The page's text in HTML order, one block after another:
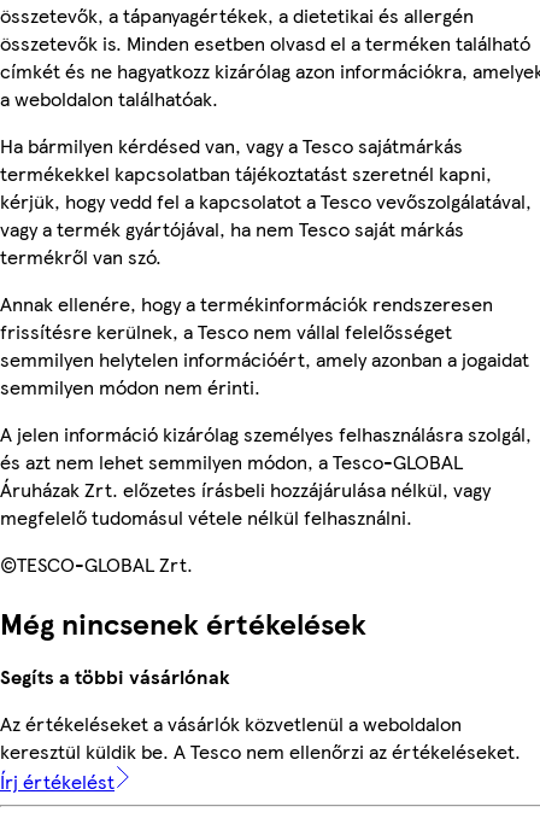
összetevők, a tápanyagértékek, a dietetikai és allergén
összetevők is. Minden esetben olvasd el a terméken található
címkét és ne hagyatkozz kizárólag azon információkra,
a weboldalon találhatóak.
Ha bármilyen kérdésed van, vagy a Tesco sajátmárkás
termékekkel kapcsolatban tájékoztatást szeretnél kapni,
kérjük, hogy vedd fel a kapcsolatot a Tesco vevőszolgálatával,
vagy a termék gyártójával, ha nem Tesco saját márkás
termékről van szó.
Annak ellenére, hogy a termékinformációk rendszeresen
frissítésre kerülnek, a Tesco nem vállal felelősséget
semmilyen helytelen információért, amely azonban a jogaidat
semmilyen módon nem érinti.
A jelen információ kizárólag személyes felhasználásra szolgál,
és azt nem lehet semmilyen módon, a Tesco-GLOBAL
Áruházak Zrt. előzetes írásbeli hozzájárulása nélkül, vagy
megfelelő tudomásul vétele nélkül felhasználni.
©TESCO-GLOBAL Zrt.
Még nincsenek értékelések
Segíts a többi vásárlónak
Az értékeléseket a vásárlók közvetlenül a weboldalon
keresztül küldik be. A Tesco nem ellenőrzi az értékeléseket.
Írj értékelést